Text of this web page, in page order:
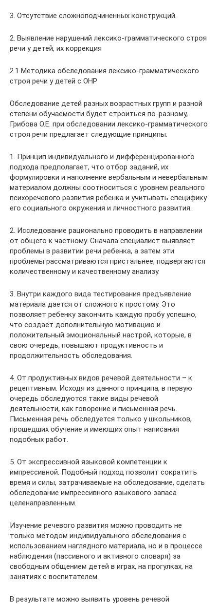
3. Отсутствие сложноподчиненных конструкций.
2. Выявление нарушений лексико-грамматического строя
речи у детей, их коррекция
2.1 Методика обследования лексико-грамматического
строя речи у детей с ОНР
Обследование детей разных возрастных групп и разной
степени обучаемости будет строиться по-разному,
Грибова О.Е. при обследовании лексико-грамматического
строя речи предлагает следующие принципы:
1. Принцип индивидуального и дифференцированного
подхода предполагает, что отбор заданий, их
формулировки и наполнение вербальным и невербальным
материалом должны соотноситься с уровнем реального
психоречевого развития ребенка и учитывать специфику
его социального окружения и личностного развития.
2. Исследование рационально проводить в направлении
от общего к частному. Сначала специалист выявляет
проблемы в развитии речи ребенка, а затем эти
проблемы рассматриваются пристальнее, подвергаются
количественному и качественному анализу.
3. Внутри каждого вида тестирования предъявление
материала дается от сложного к простому. Это
позволяет ребенку закончить каждую пробу успешно,
что создает дополнительную мотивацию и
положительный эмоциональный настрой, которые, в
свою очередь, повышают продуктивность и
продолжительность обследования.
4. От продуктивных видов речевой деятельности – к
рецептивным. Исходя из данного принципа, в первую
очередь обследуются такие виды речевой
деятельности, как говорение и письменная речь.
Письменная речь обследуется только у школьников,
прошедших обучение и имеющих опыт написания
подобных работ.
5. От экспрессивной языковой компетенции к
импрессивной. Подобный подход позволит сократить
время и силы, затрачиваемые на обследование, сделать
обследование импрессивного языкового запаса
целенаправленным.
Изучение речевого развития можно проводить не
только методом индивидуального обследования с
использованием наглядного материала, но и в процессе
наблюдения (пассивного и активного словаря) за
свободным общением детей в играх, на прогулках, на
занятиях с воспитателем.
В результате можно выявить уровень речевой